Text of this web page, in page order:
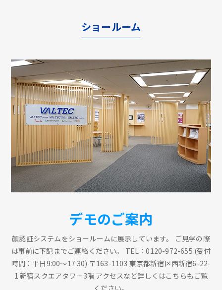
ショールーム
デモのご案内
顔認証システムをショールームに展示しています。 ご見学の際
は事前に下記までご連絡ください。 TEL：0120-972-655 (受付
時間：平日9:00～17:30) 〒163-1103 東京都新宿区西新宿6-22-
1 新宿スクエアタワー3階 アクセスなど詳しくはこちらもご覧